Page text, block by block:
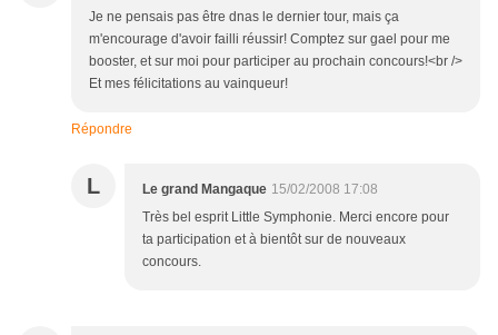
Je ne pensais pas être dnas le dernier tour, mais ça
m'encourage d'avoir failli réussir! Comptez sur gael pour me
booster, et sur moi pour participer au prochain concours!<br />
Et mes félicitations au vainqueur!
Répondre
L Le grand Mangaque 15/02/2008 17:08
Très bel esprit Little Symphonie. Merci encore pour
ta participation et à bientôt sur de nouveaux
concours.